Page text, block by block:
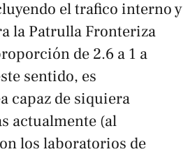
el trafico interno y
la Patrulla Fronteriza
de 2.6 a 1 a
sentido, es
capaz de siquiera
actualmente (al
los laboratorios de